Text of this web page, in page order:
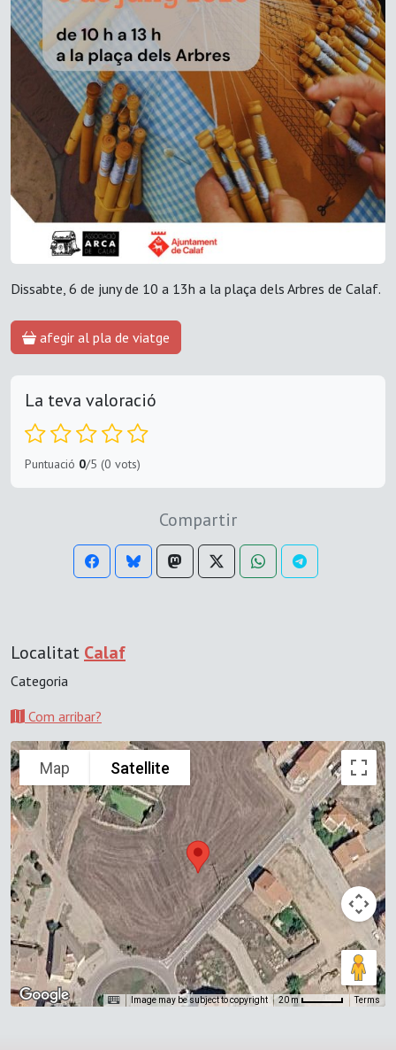
Dissabte, 6 de juny de 10 a 13h a la plaça dels Arbres de Calaf.
afegir al pla de viatge
La teva valoració
Puntuació 0/5 (0 vots)
Compartir
Localitat Calaf
Categoria
Com arribar?
Map Satellite
Image may be subject to copyright 20 m Terms